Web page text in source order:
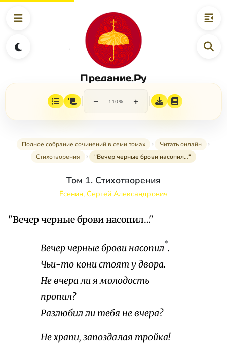
Предание.Ру
− 110% +
Полное собрание сочинений в семи томах
Читать онлайн
Стихотворения
"Вечер черные брови насопил…"
Том 1. Стихотворения
Есенин, Сергей Александрович
"Вечер черные брови насопил…"
Вечер черные брови насопил*.
Чьи-то кони стоят у двора.
Не вчера ли я молодость
пропил?
Разлюбил ли тебя не вчера?
Не храпи, запоздалая тройка!